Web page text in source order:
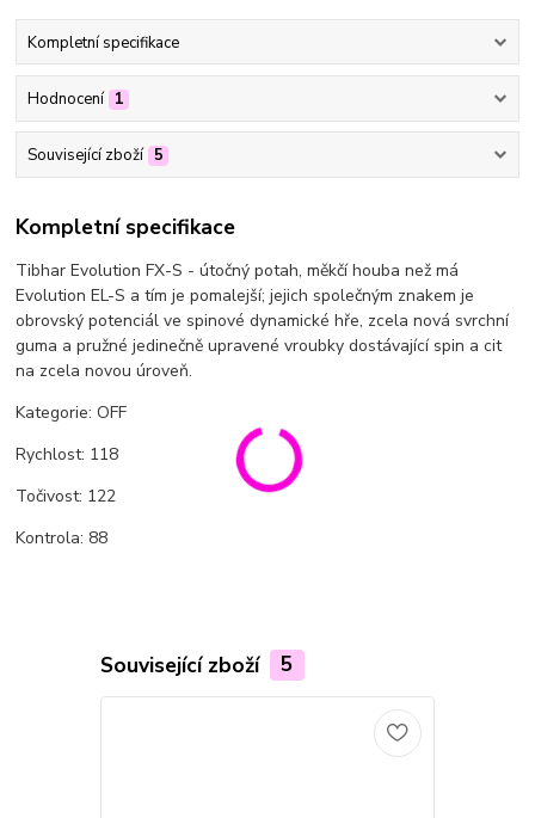
Kompletní specifikace
Hodnocení 1
Související zboží 5
Kompletní specifikace
Tibhar Evolution FX-S - útočný potah, měkčí houba než má
Evolution EL-S a tím je pomalejší; jejich společným znakem je
obrovský potenciál ve spinové dynamické hře, zcela nová svrchní
guma a pružné jedinečně upravené vroubky dostávající spin a cit
na zcela novou úroveň.
Kategorie: OFF
Rychlost: 118
Točivost: 122
Kontrola: 88
Související zboží 5